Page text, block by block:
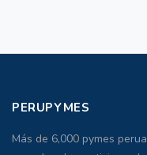
PERUPYMES
Más de 6,000 pymes